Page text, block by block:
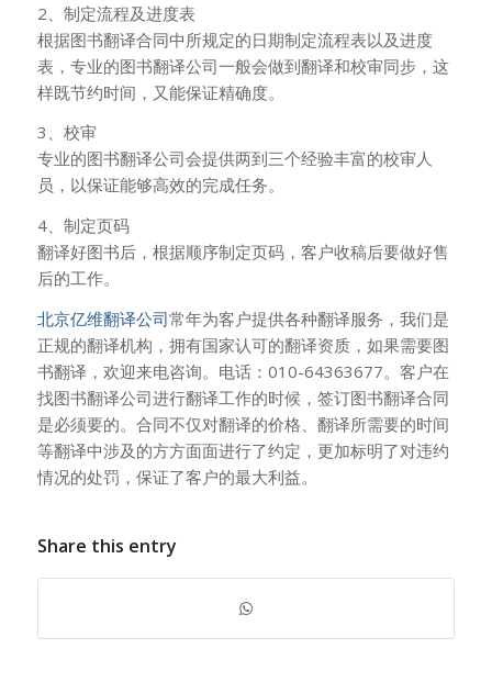
2、制定流程及进度表
根据图书翻译合同中所规定的日期制定流程表以及进度
表，专业的图书翻译公司一般会做到翻译和校审同步，这
样既节约时间，又能保证精确度。
3、校审
专业的图书翻译公司会提供两到三个经验丰富的校审人
员，以保证能够高效的完成任务。
4、制定页码
翻译好图书后，根据顺序制定页码，客户收稿后要做好售
后的工作。
北京亿维翻译公司常年为客户提供各种翻译服务，我们是
正规的翻译机构，拥有国家认可的翻译资质，如果需要图
书翻译，欢迎来电咨询。电话：010-64363677。客户在
找图书翻译公司进行翻译工作的时候，签订图书翻译合同
是必须要的。合同不仅对翻译的价格、翻译所需要的时间
等翻译中涉及的方方面面进行了约定，更加标明了对违约
情况的处罚，保证了客户的最大利益。
Share this entry